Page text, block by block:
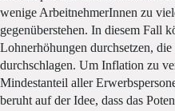
wenige ArbeitnehmerInnen zu
gegenüberstehen. In diesem Fall
Lohnerhöhungen durchsetzen,
durchschlagen. Um Inflation zu
Mindestanteil aller
beruht auf der Idee, dass das